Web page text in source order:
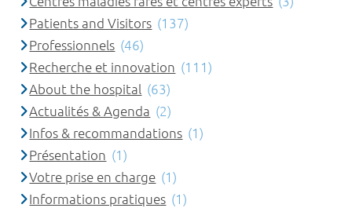
Patients and Visitors (137)
Professionnels (46)
Recherche et innovation (111)
About the hospital (63)
Actualités & Agenda (2)
Infos & recommandations (1)
Présentation (1)
Votre prise en charge (1)
Informations pratiques (1)